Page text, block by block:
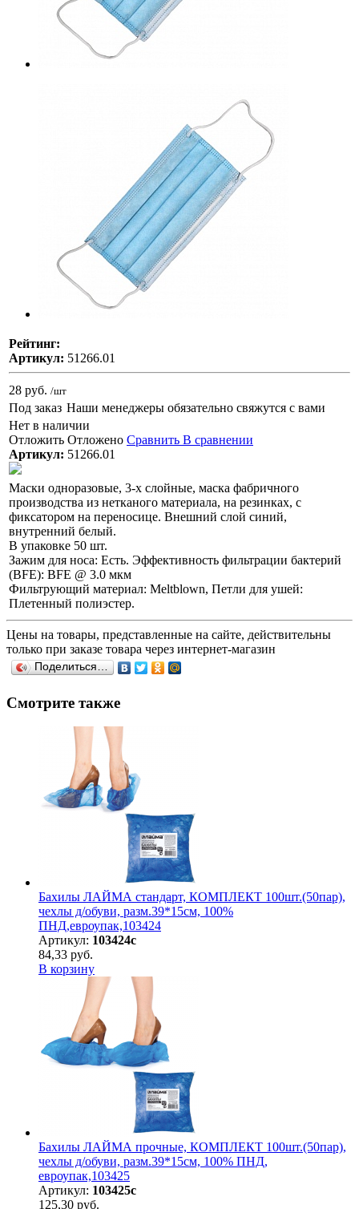
Рейтинг:
Артикул: 51266.01
28 руб. /шт
Под заказ Наши менеджеры обязательно свяжутся с вами
Нет в наличии
Отложить Отложено Сравнить В сравнении
Артикул: 51266.01
Маски одноразовые, 3-х слойные, маска фабричного
производства из нетканого материала, на резинках, с
фиксатором на переносице. Внешний слой синий,
внутренний белый.
В упаковке 50 шт.
Зажим для носа: Есть. Эффективность фильтрации бактерий
(BFE): BFE @ 3.0 мкм
Фильтрующий материал: Meltblown, Петли для ушей:
Плетенный полиэстер.
Цены на товары, представленные на сайте, действительны
только при заказе товара через интернет-магазин
Поделиться…
Смотрите также
Бахилы ЛАЙМА стандарт, КОМПЛЕКТ 100шт.(50пар),
чехлы д/обуви, разм.39*15см, 100%
ПНД,евроупак,103424
Артикул: 103424с
84,33 руб.
В корзину
Бахилы ЛАЙМА прочные, КОМПЛЕКТ 100шт.(50пар),
чехлы д/обуви, разм.39*15см, 100% ПНД,
евроупак,103425
Артикул: 103425с
125,30 руб.